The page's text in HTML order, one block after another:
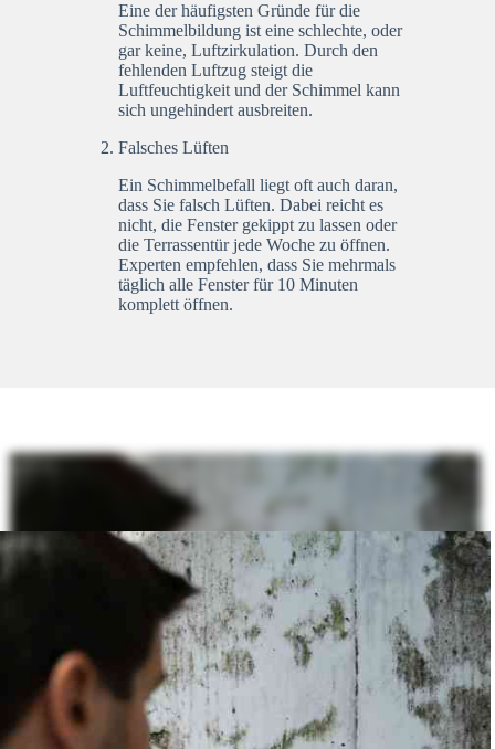
Eine der häufigsten Gründe für die
Schimmelbildung ist eine schlechte, oder
gar keine, Luftzirkulation. Durch den
fehlenden Luftzug steigt die
Luftfeuchtigkeit und der Schimmel kann
sich ungehindert ausbreiten.
Falsches Lüften
Ein Schimmelbefall liegt oft auch daran,
dass Sie falsch Lüften. Dabei reicht es
nicht, die Fenster gekippt zu lassen oder
die Terrassentür jede Woche zu öffnen.
Experten empfehlen, dass Sie mehrmals
täglich alle Fenster für 10 Minuten
komplett öffnen.